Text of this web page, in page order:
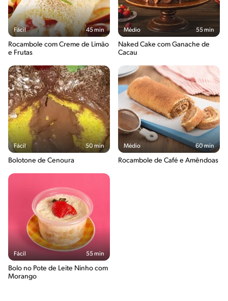
Fácil 45 min
Rocambole com Creme de Limão
e Frutas
Médio 55 min
Naked Cake com Ganache de
Cacau
Fácil 50 min
Bolotone de Cenoura
Médio 60 min
Rocambole de Café e Amêndoas
Fácil 55 min
Bolo no Pote de Leite Ninho com
Morango